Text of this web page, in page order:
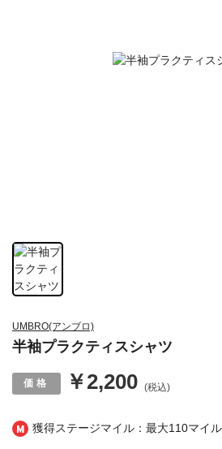
獲得ステージマイル：最大110マイル
UMBRO(アンブロ)
半袖プラクティスシャツ
￥2,200 (税込)